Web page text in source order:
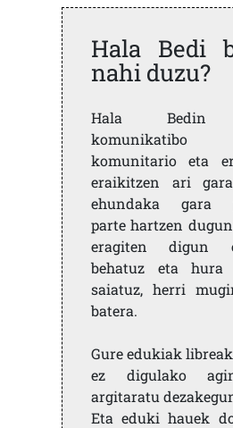
Hala Bedi
nahi duzu?
Hala Bedin
komunitario eta
eraikitzen ari
ehundaka gara
parte hartzen
eragiten digun
behatuz eta hura
saiatuz, herri
batera.
Gure edukiak
ez digulako
argitaratu
Eta eduki hauek